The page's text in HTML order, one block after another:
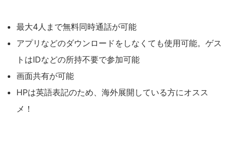
最大4人まで無料同時通話が可能
アプリなどのダウンロードをしなくても使用可能。ゲス
トはIDなどの所持不要で参加可能
画面共有が可能
HPは英語表記のため、海外展開している方にオスス
メ！